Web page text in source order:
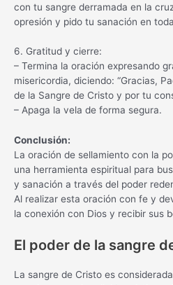
con tu sangre derramada en la
opresión y pido tu sanación en
6. Gratitud y cierre:
– Termina la oración expresando
misericordia, diciendo: “Gracias,
de la Sangre de Cristo y por tu
– Apaga la vela de forma segura.
Conclusión:
La oración de sellamiento con la
una herramienta espiritual para
y sanación a través del poder
Al realizar esta oración con fe y
la conexión con Dios y recibir sus
El poder de la sangre
La sangre de Cristo es